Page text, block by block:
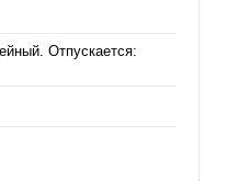
Отпускается: